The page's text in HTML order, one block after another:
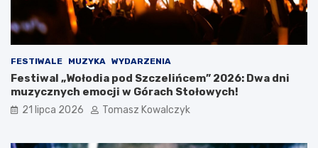
a
k
a
c
j
i
FESTIWALE MUZYKA WYDARZENIA
Festiwal „Wołodia pod Szczelińcem” 2026: Dwa dni
muzycznych emocji w Górach Stołowych!
21 lipca 2026 Tomasz Kowalczyk